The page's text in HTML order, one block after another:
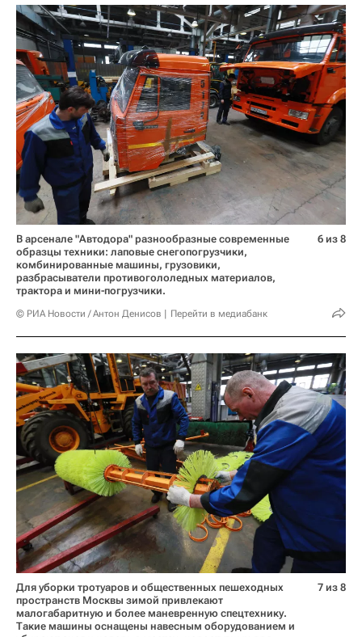
В арсенале "Автодора" разнообразные современные
образцы техники: лаповые снегопогрузчики,
комбинированные машины, грузовики,
разбрасыватели противогололедных материалов,
трактора и мини-погрузчики.
© РИА Новости / Антон Денисов Перейти в медиабанк
6 из 8
Для уборки тротуаров и общественных пешеходных
пространств Москвы зимой привлекают
малогабаритную и более маневренную спецтехнику.
Такие машины оснащены навесным оборудованием и
7 из 8